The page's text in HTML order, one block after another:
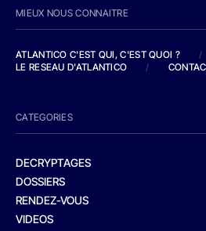
MIEUX NOUS CONNAITRE
ATLANTICO C'EST QUI, C'EST QUOI ?
/
LE RESEAU D'ATLANTICO
/
CATEGORIES
DECRYPTAGES
DOSSIERS
RENDEZ-VOUS
VIDEOS